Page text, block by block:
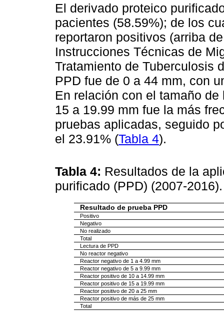
El derivado proteico
pacientes (58.59%); de los
reportaron positivos (arriba
Instrucciones Técnicas de
Tratamiento de Tuberculosis
PPD fue de 0 a 44 mm, con
En relación con el tamaño
15 a 19.99 mm fue la más
pruebas aplicadas, seguido
el 23.91% (Tabla 4).
Tabla 4: Resultados de la
purificado (PPD) (2007-
Resultado de prueba PPD
Positivo
Negativo
No realizado
Total
Lectura de PPD
No reactor negativo
Reactor negativo de 1 a 4.99 mm
Reactor negativo de 5 a 9.99 mm
Reactor positivo de 10 a 14.99 mm
Reactor positivo de 15 a 19.99 mm
Reactor positivo de 20 a 25 mm
Reactor positivo de más de 25 mm
Total